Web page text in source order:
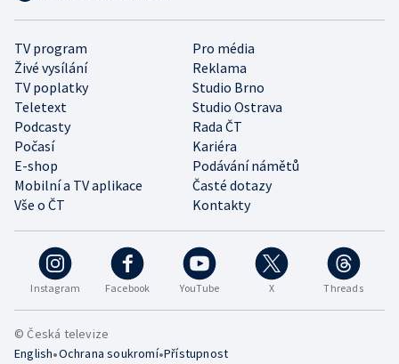
Instagram Facebook YouTube X Threads
TV program
Pro média
Živé vysílání
Reklama
TV poplatky
Studio Brno
Teletext
Studio Ostrava
Podcasty
Rada ČT
Počasí
Kariéra
E-shop
Podávání námětů
Mobilní a TV aplikace
Časté dotazy
Vše o ČT
Kontakty
© Česká televize
English•Ochrana soukromí•Přístupnost